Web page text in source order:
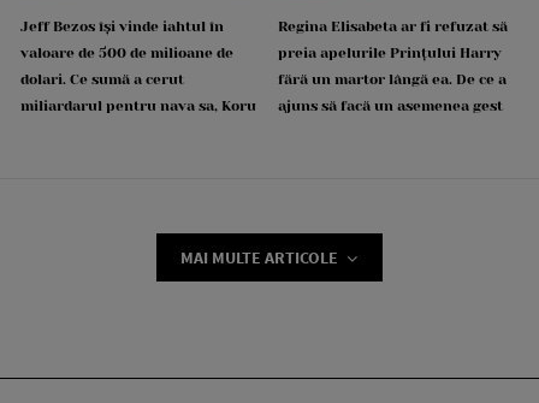
Jeff Bezos își vinde iahtul în
valoare de 500 de milioane de
dolari. Ce sumă a cerut
miliardarul pentru nava sa, Koru
Regina Elisabeta ar fi refuzat să
preia apelurile Prințului Harry
fără un martor lângă ea. De ce a
ajuns să facă un asemenea gest
MAI MULTE ARTICOLE